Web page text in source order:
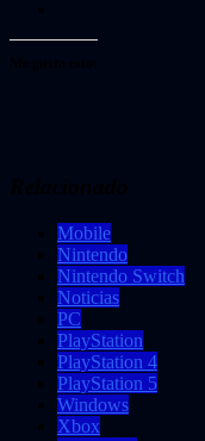
Mobile
Nintendo
Nintendo Switch
Noticias
PC
PlayStation
PlayStation 4
PlayStation 5
Windows
Xbox